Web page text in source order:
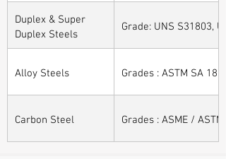
Duplex & Super
Duplex Steels
Grade: UNS S31803,
Alloy Steels Grades : ASTM SA
Carbon Steel Grades : ASME /